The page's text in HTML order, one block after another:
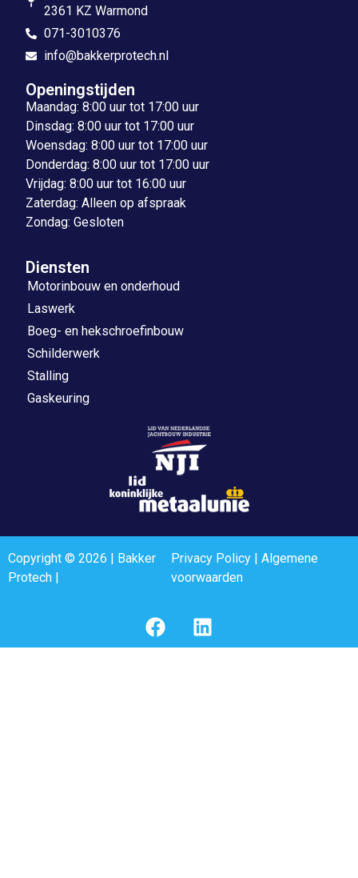
2361 KZ Warmond
071-3010376
info@bakkerprotech.nl
Openingstijden
Maandag: 8:00 uur tot 17:00 uur
Dinsdag: 8:00 uur tot 17:00 uur
Woensdag: 8:00 uur tot 17:00 uur
Donderdag: 8:00 uur tot 17:00 uur
Vrijdag: 8:00 uur tot 16:00 uur
Zaterdag: Alleen op afspraak
Zondag: Gesloten
Diensten
Motorinbouw en onderhoud
Laswerk
Boeg- en hekschroefinbouw
Schilderwerk
Stalling
Gaskeuring
Copyright © 2026 | Bakker
Protech |
Privacy Policy| Algemene
voorwaarden